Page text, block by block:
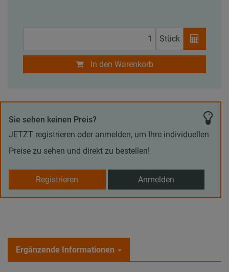
Stück
In den Warenkorb
Sie sehen keinen Preis?
JETZT registrieren oder anmelden, um Ihre individuellen
Preise zu sehen und direkt zu bestellen!
Registrieren Anmelden
Ergänzende Informationen